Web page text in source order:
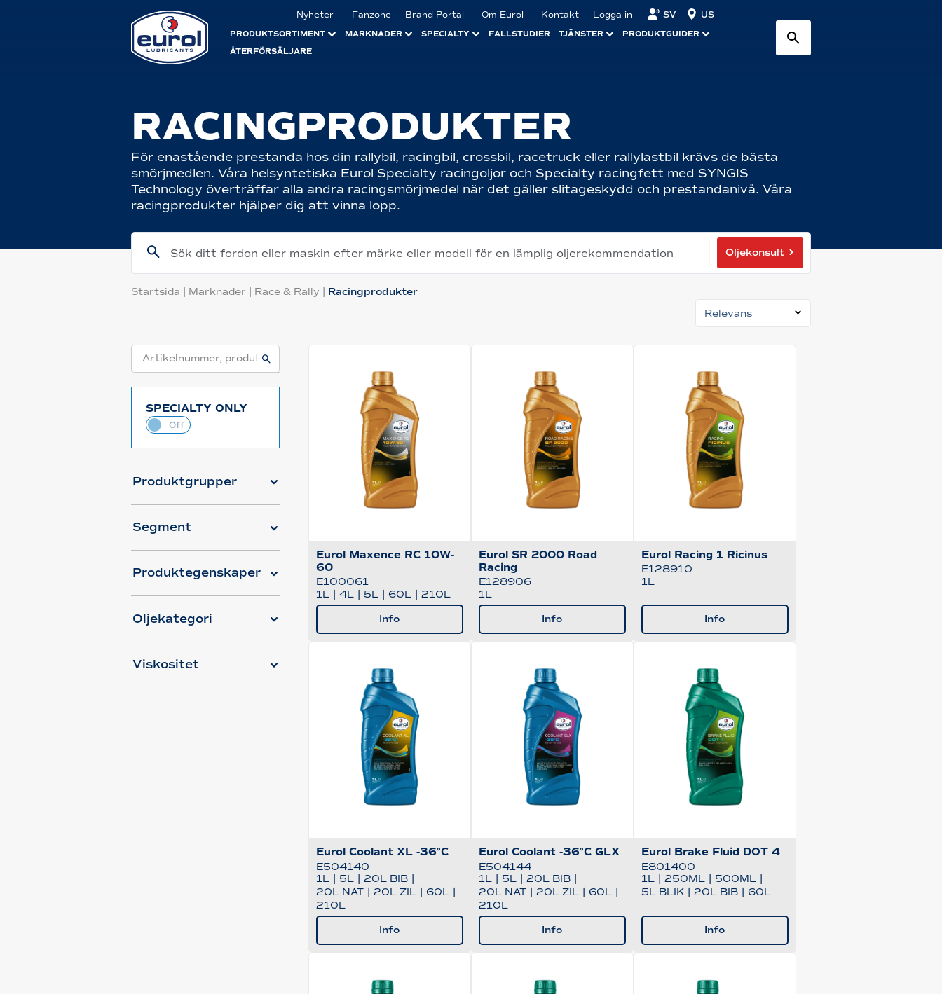
Nyheter Fanzone Brand Portal Om Eurol Kontakt Logga in SV US
PRODUKTSORTIMENT MARKNADER SPECIALTY FALLSTUDIER TJÄNSTER
PRODUKTGUIDER
ÅTERFÖRSÄLJARE
RACINGPRODUKTER
För enastående prestanda hos din rallybil, racingbil, crossbil, racetruck eller rallylastbil krävs de bästa
smörjmedlen. Våra helsyntetiska Eurol Specialty racingoljor och Specialty racingfett med SYNGIS
Technology överträffar alla andra racingsmörjmedel när det gäller slitageskydd och prestandanivå. Våra
racingprodukter hjälper dig att vinna lopp.
Sök ditt fordon eller maskin efter märke eller modell för en lämplig oljerekommendation Oljekonsult
Startsida Marknader Race & Rally
Racingprodukter
Relevans
SPECIALTY ONLY
Produktgrupper
Segment
Produktegenskaper
Oljekategori
Viskositet
Eurol Maxence RC 10W-
60
E100061
1L
4L 5L 60L 210L
Info
Eurol SR 2000 Road
Racing
E128906
1L
Info
Eurol Racing 1 Ricinus
E128910
1L
Info
Eurol Coolant XL -36°C
E504140
1L
5L 20L BIB
20L NAT
20L ZIL 60L
210L
Info
Eurol Coolant -36°C GLX
E504144
1L
5L 20L BIB
20L NAT
20L ZIL 60L
210L
Info
Eurol Brake Fluid DOT 4
E801400
1L
250ML 500ML
5L BLIK
20L BIB 60L
Info